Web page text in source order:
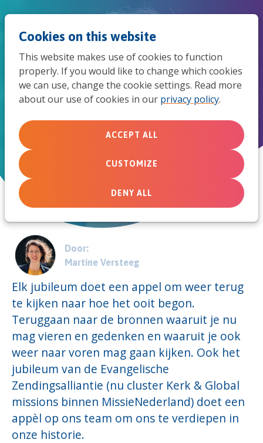
Cookies on this website
This website makes use of cookies to function
properly. If you would like to change which cookies
we can use, change the cookie settings. Read more
about our use of cookies in our privacy policy.
ACCEPT ALL
CUSTOMIZE
DENY ALL
Op zoek naar de bronnen van
MissieNederland
June 16, 2023
Door:
Martine Versteeg
Elk jubileum doet een appel om weer terug
te kijken naar hoe het ooit begon.
Teruggaan naar de bronnen waaruit je nu
mag vieren en gedenken en waaruit je ook
weer naar voren mag gaan kijken. Ook het
jubileum van de Evangelische
Zendingsalliantie (nu cluster Kerk & Global
missions binnen MissieNederland) doet een
appèl op ons team om ons te verdiepen in
onze historie.